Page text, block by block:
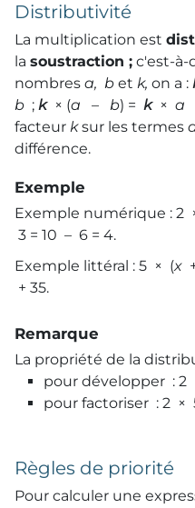
Distributivité
La multiplication est
la soustraction ; c'est-à-
nombres a, b et k, on a :
b ; k × (a – b) = k × a
facteur ksur les termes
différence.
Exemple
Exemple numérique : 2
3 = 10 – 6 = 4.
Exemple littéral : 5 × (x
+ 35.
Remarque
La propriété de la
pour développer : 2
pour factoriser : 2 ×
Règles de priorité
Pour calculer une